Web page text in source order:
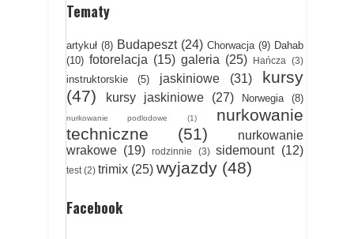
Tematy
artykuł (8) Budapeszt (24) Chorwacja (9) Dahab
(10) fotorelacja (15) galeria (25) Hańcza (3)
instruktorskie (5) jaskiniowe (31)
kursy
(47)
kursy jaskiniowe (27) Norwegia (8)
nurkowanie podlodowe (1)
nurkowanie
techniczne
(51)
nurkowanie
wrakowe (19) rodzinnie (3) sidemount (12)
test (2) trimix (25) wyjazdy (48)
Facebook